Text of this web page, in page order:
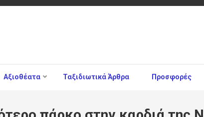
Αξιοθέατα Ταξιδιωτικά Άρθρα Προσφορές